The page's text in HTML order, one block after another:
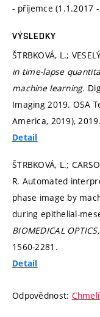
- příjemce (1.1.2017
VÝSLEDKY
ŠTRBKOVÁ, L.;
in time-lapse
machine learning.
Imaging 2019. OSA
America, 2019),
Detail
ŠTRBKOVÁ, L.;
R. Automated
phase image by
during epithelial-
BIOMEDICAL
1560-2281.
Detail
Odpovědnost: